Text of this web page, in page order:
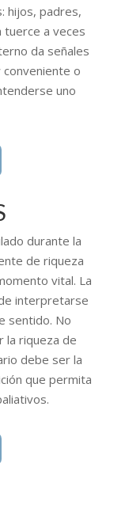
hijos, padres,
tuerce a veces
da señales
o
uno
durante la
de riqueza
vital. La
interpretarse
sentido. No
la riqueza de
debe ser la
que permita